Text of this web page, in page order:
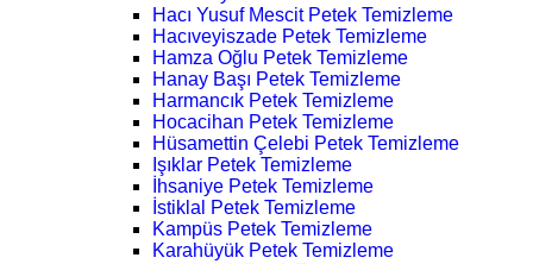
Hacı Yusuf Mescit Petek Temizleme
Hacıveyiszade Petek Temizleme
Hamza Oğlu Petek Temizleme
Hanay Başı Petek Temizleme
Harmancık Petek Temizleme
Hocacihan Petek Temizleme
Hüsamettin Çelebi Petek Temizleme
Işıklar Petek Temizleme
İhsaniye Petek Temizleme
İstiklal Petek Temizleme
Kampüs Petek Temizleme
Karahüyük Petek Temizleme